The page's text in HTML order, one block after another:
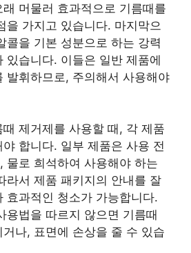
머물러 효과적으로 기름때를
을 가지고 있습니다. 마지막으
콜을 기본 성분으로 하는 강력
있습니다. 이들은 일반 제품에
발휘하므로, 주의해서 사용해야
제거제를 사용할 때, 각 제품
합니다. 일부 제품은 사용 전
물로 희석하여 사용해야 하는
라서 제품 패키지의 안내를 잘
효과적인 청소가 가능합니다.
용법을 따르지 않으면 기름때
나, 표면에 손상을 줄 수 있습